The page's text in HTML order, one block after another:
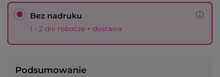
Bez nadruku
1 - 2 dni robocze + dostawa
Podsumowanie